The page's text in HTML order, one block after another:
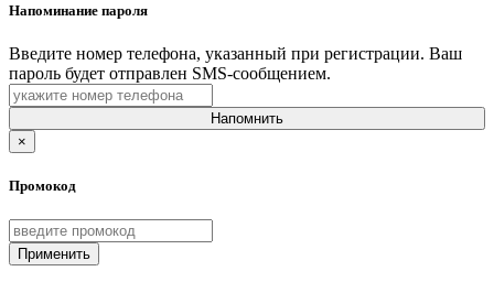
Напоминание пароля
Введите номер телефона, указанный при регистрации. Ваш
пароль будет отправлен SMS-сообщением.
Напомнить
×
Промокод
Применить